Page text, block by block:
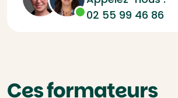
02 55 99 46 86
Ces formateurs